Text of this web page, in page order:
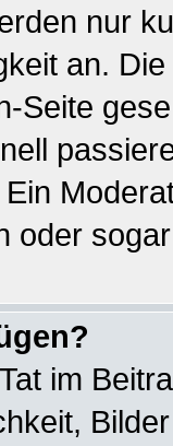
nur
an.
Seite
oder
im